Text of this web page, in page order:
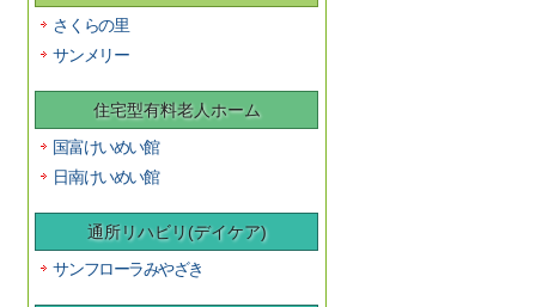
さくらの里
サンメリー
住宅型有料老人ホーム
国富けいめい館
日南けいめい館
通所リハビリ(デイケア)
サンフローラみやざき